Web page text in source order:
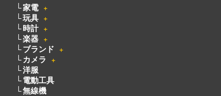
家電 ＋
玩具 ＋
時計 ＋
楽器 ＋
ブランド ＋
カメラ ＋
洋服
電動工具
無線機